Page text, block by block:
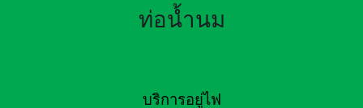
ท่อน้ำนม
บริการอยู่ไฟ